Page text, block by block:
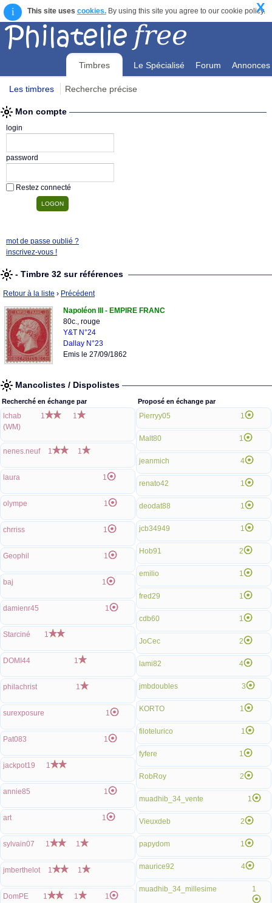
i This site uses cookies.By using this site you agree to our cookie policy.
X
Timbres Le Spécialisé Forum Annonces
Les timbres Recherche précise
Mon compte
login
password
Restez connecté
mot de passe oublié ?
inscrivez-vous !
- Timbre 32 sur références
Retour à la liste › Précédent
Napoléon III - EMPIRE FRANC
80c., rouge
Y&T N°24
Dallay N°23
Emis le 27/09/1862
Mancolistes / Dispolistes
Recherché en échange par
lchab
(WM)
1 1
nenes.neuf 1 1
laura 1
olympe 1
chrriss 1
Geophil 1
baj 1
damienr45 1
Starciné 1
DOMI44 1
philachrist 1
surexposure 1
Pat083 1
jackpot19 1
annie85 1
art 1
sylvain07 1 1
jmberthelot 1 1
DomPE 1 1 1
Proposé en échange par
Pierryy05 1
Malt80 1
jeanmich 4
renato42 1
deodat88 1
jcb34949 1
Hob91 2
emilio 1
fred29 1
cdb60 1
JoCec 2
lami82 4
jmbdoubles 3
KORTO 1
filotelurico 1
fyfere 1
RobRoy 2
muadhib_34_vente 1
Vieuxdeb 2
papydom 1
maurice92 4
muadhib_34_millesime 1